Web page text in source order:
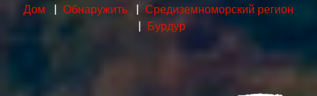
Дом Обнаружить
Средиземноморский регион
Бурдур